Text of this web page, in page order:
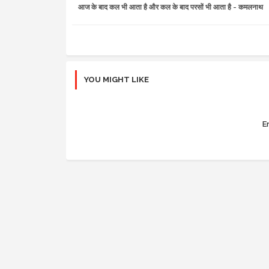
आज के बाद कल भी आता है और कल के बाद परसों भी आता है - कमलनाथ
YOU MIGHT LIKE